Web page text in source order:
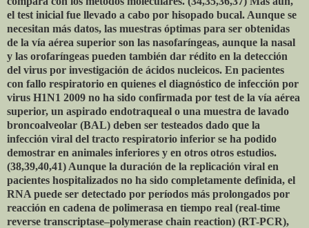
el test inicial fue llevado a cabo por hisopado bucal. Aunque se
necesitan más datos, las muestras óptimas para ser obtenidas
de la vía aérea superior son las nasofaríngeas, aunque la nasal
y las orofaríngeas pueden también dar rédito en la detección
del virus por investigación de ácidos nucleicos. En pacientes
con fallo respiratorio en quienes el diagnóstico de infección por
virus H1N1 2009 no ha sido confirmada por test de la vía aérea
superior, un aspirado endotraqueal o una muestra de lavado
broncoalveolar (BAL) deben ser testeados dado que la
infección viral del tracto respiratorio inferior se ha podido
demostrar en animales inferiores y en otros otros estudios.
(38,39,40,41) Aunque la duración de la replicación viral en
pacientes hospitalizados no ha sido completamente definida, el
RNA puede ser detectado por períodos más prolongados por
reacción en cadena de polimerasa en tiempo real (real-time
reverse transcriptase–polymerase chain reaction) (RT-PCR),